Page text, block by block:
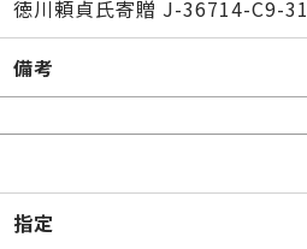
徳川頼貞氏寄贈 J-36714-C9-31
備考
指定